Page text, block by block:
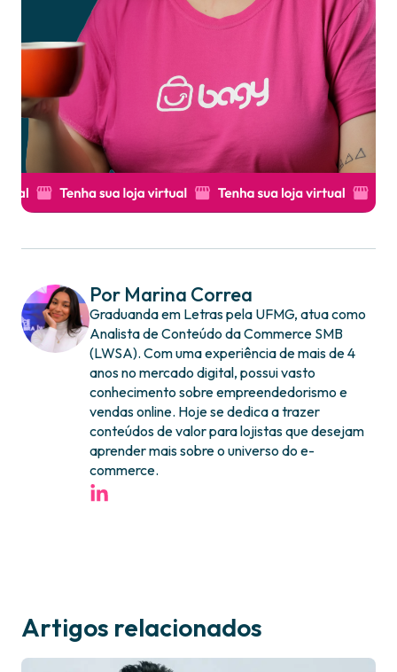
Por Marina Correa
Graduanda em Letras pela UFMG, atua como
Analista de Conteúdo da Commerce SMB
(LWSA). Com uma experiência de mais de 4
anos no mercado digital, possui vasto
conhecimento sobre empreendedorismo e
vendas online. Hoje se dedica a trazer
conteúdos de valor para lojistas que desejam
aprender mais sobre o universo do e-
commerce.
Artigos relacionados